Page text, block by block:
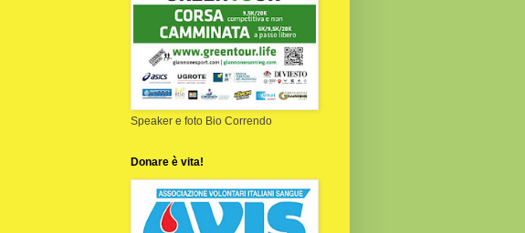
Speaker e foto Bio Correndo
Donare è vita!